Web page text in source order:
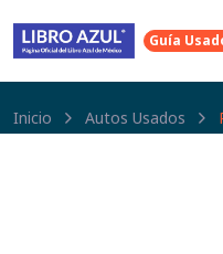
Guía
Inicio Autos Usados